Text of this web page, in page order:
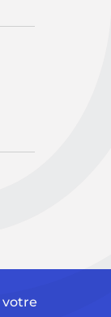
votre